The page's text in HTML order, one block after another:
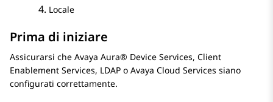
Locale
Prima di iniziare
Assicurarsi che Avaya Aura® Device Services, Client
Enablement Services, LDAP o Avaya Cloud Services siano
configurati correttamente.